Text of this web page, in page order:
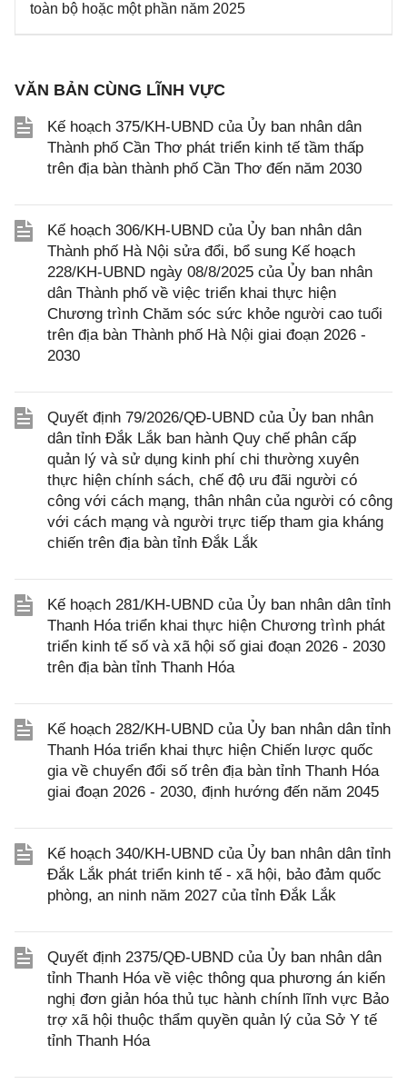
toàn bộ hoặc một phần năm 2025
VĂN BẢN CÙNG LĨNH VỰC
Kế hoạch 375/KH-UBND của Ủy ban nhân dân
Thành phố Cần Thơ phát triển kinh tế tầm thấp
trên địa bàn thành phố Cần Thơ đến năm 2030
Kế hoạch 306/KH-UBND của Ủy ban nhân dân
Thành phố Hà Nội sửa đổi, bổ sung Kế hoạch
228/KH-UBND ngày 08/8/2025 của Ủy ban nhân
dân Thành phố về việc triển khai thực hiện
Chương trình Chăm sóc sức khỏe người cao tuổi
trên địa bàn Thành phố Hà Nội giai đoạn 2026 -
2030
Quyết định 79/2026/QĐ-UBND của Ủy ban nhân
dân tỉnh Đắk Lắk ban hành Quy chế phân cấp
quản lý và sử dụng kinh phí chi thường xuyên
thực hiện chính sách, chế độ ưu đãi người có
công với cách mạng, thân nhân của người có công
với cách mạng và người trực tiếp tham gia kháng
chiến trên địa bàn tỉnh Đắk Lắk
Kế hoạch 281/KH-UBND của Ủy ban nhân dân tỉnh
Thanh Hóa triển khai thực hiện Chương trình phát
triển kinh tế số và xã hội số giai đoạn 2026 - 2030
trên địa bàn tỉnh Thanh Hóa
Kế hoạch 282/KH-UBND của Ủy ban nhân dân tỉnh
Thanh Hóa triển khai thực hiện Chiến lược quốc
gia về chuyển đổi số trên địa bàn tỉnh Thanh Hóa
giai đoạn 2026 - 2030, định hướng đến năm 2045
Kế hoạch 340/KH-UBND của Ủy ban nhân dân tỉnh
Đắk Lắk phát triển kinh tế - xã hội, bảo đảm quốc
phòng, an ninh năm 2027 của tỉnh Đắk Lắk
Quyết định 2375/QĐ-UBND của Ủy ban nhân dân
tỉnh Thanh Hóa về việc thông qua phương án kiến
nghị đơn giản hóa thủ tục hành chính lĩnh vực Bảo
trợ xã hội thuộc thẩm quyền quản lý của Sở Y tế
tỉnh Thanh Hóa